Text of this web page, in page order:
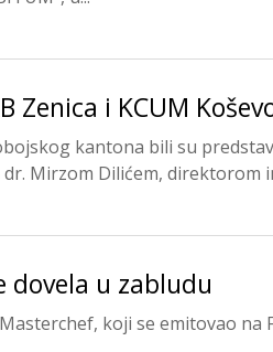
Zenica i KCUM
kantona bili su
Mirzom Dilićem, direktorom
dovela u zabludu
koji se emitovao na